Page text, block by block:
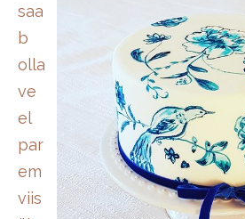
saa
b
olla
ve
el
par
em
viis